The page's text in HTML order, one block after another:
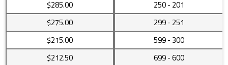
201
- 250
$285.00
251
- 299
$275.00
300
- 599
$215.00
600
- 699
$212.50
بجودة
مع
التجفيف